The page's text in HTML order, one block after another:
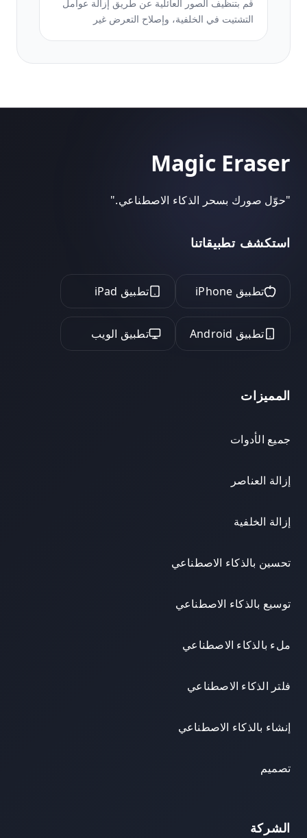
قم بتنظيف الصور العائلية عن طريق إزالة عوامل
التشتيت في الخلفية، وإصلاح التعرض غير
Magic Eraser
"حوّل صورك بسحر الذكاء الاصطناعي."
استكشف تطبيقاتنا
تطبيق iPhone تطبيق iPad
تطبيق Android تطبيق الويب
المميزات
جميع الأدوات
إزالة العناصر
إزالة الخلفية
تحسين بالذكاء الاصطناعي
توسيع بالذكاء الاصطناعي
ملء بالذكاء الاصطناعي
فلتر الذكاء الاصطناعي
إنشاء بالذكاء الاصطناعي
تصميم
الشركة